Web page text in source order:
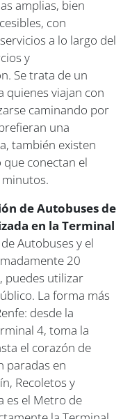
amplias, bien
con
a lo largo del
y
Se trata de un
quienes viajan con
caminando por
una
también existen
conectan el
de Autobuses de
en la Terminal
Autobuses y el
20
puedes utilizar
La forma más
desde la
4, toma la
el corazón de
paradas en
Recoletos y
es el Metro de